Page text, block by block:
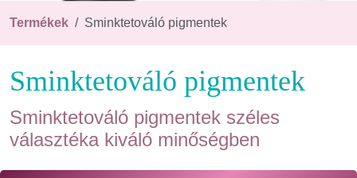
Termékek Sminktetováló pigmentek
Sminktetováló pigmentek
Sminktetováló pigmentek széles
választéka kiváló minőségben